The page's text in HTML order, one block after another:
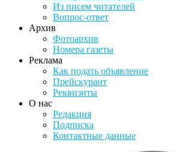
Из писем читателей
Вопрос-ответ
Архив
Фотоархив
Номера газеты
Реклама
Как подать объявление
Прейскурант
Реквизиты
О нас
Редакция
Подписка
Контактные данные